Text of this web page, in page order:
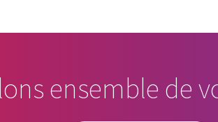
ensemble de